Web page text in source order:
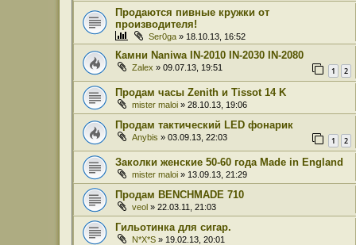
Продаются пивные кружки от
производителя!
Ser0ga » 18.10.13, 16:52
Камни Naniwa IN-2010 IN-2030 IN-2080
Zalex » 09.07.13, 19:51 1 2
Продам часы Zenith и Tissot 14 K
mister maloi » 28.10.13, 19:06
Продам тактический LED фонарик
Anybis » 03.09.13, 22:03 1 2
Заколки женские 50-60 года Made in England
mister maloi » 13.09.13, 21:29
Продам BENCHMADE 710
veol » 22.03.11, 21:03
Гильотинка для сигар.
N*X*S » 19.02.13, 20:01